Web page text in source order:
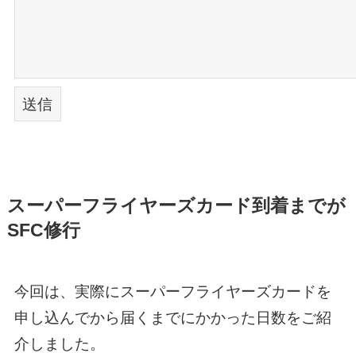
スーパーフライヤーズカード到着までが
SFC修行
今回は、実際にスーパーフライヤーズカードを
申し込んでから届くまでにかかった日数をご紹
介しました。